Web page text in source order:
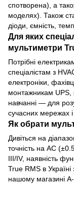
спотворена), а
моделях). Також
діоди, ємність,
Для яких
мультиметри
Потрібні
спеціалістам з
електроніки,
монтажникам UPS,
навчанні — для
сучасних мережах і
Як обрати
Дивіться на
точність на AC
III/IV, наявність
True RMS в
нашому магазині